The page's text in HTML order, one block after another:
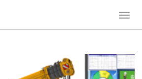
T
l
n